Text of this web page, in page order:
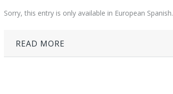
Sorry, this entry is only available in European Spanish.
READ MORE